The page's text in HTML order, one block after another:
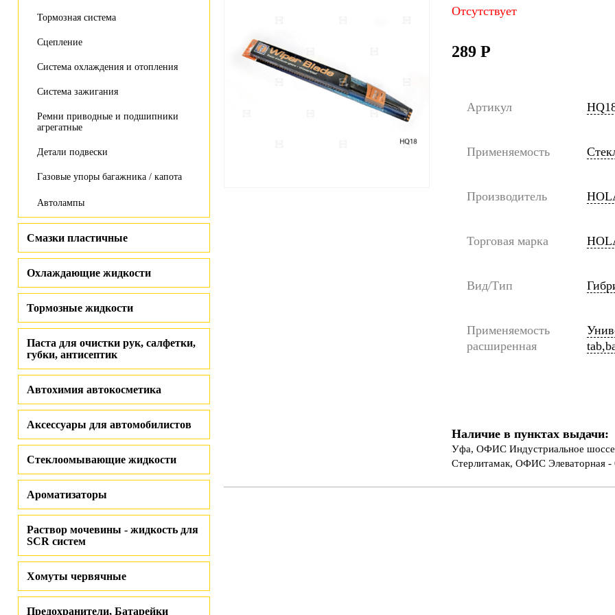
Тормозная система
Сцепление
Система охлаждения и отопления
Система зажигания
Ремни приводные и подшипники
агрегатные
Детали подвески
Газовые упоры багажника / капота
Автолампы
Смазки пластичные
Охлаждающие жидкости
Тормозные жидкости
Паста для очистки рук, салфетки,
губки, антисептик
Автохимия автокосметика
Аксессуары для автомобилистов
Стеклоомывающие жидкости
Ароматизаторы
Раствор мочевины - жидкость для
SCR систем
Хомуты червячные
Предохранители, Батарейки
Отсутствует
289 Р
Артикул
Применяемость
Производитель
Торговая марка
Вид/Тип
Применяемость
расширенная
Наличие в пунктах выдачи:
Уфа, ОФИС Индустриальное
Стерлитамак, ОФИС Элеваторная -